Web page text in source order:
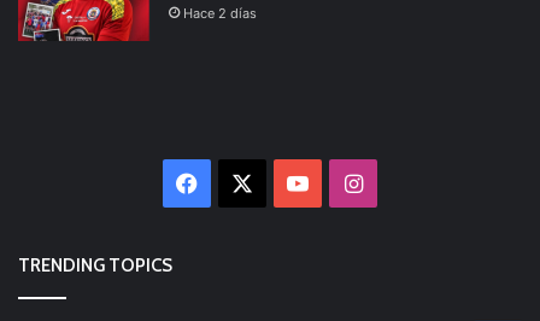
Hace 2 días
Facebook YouTubeInstagram
TRENDING TOPICS